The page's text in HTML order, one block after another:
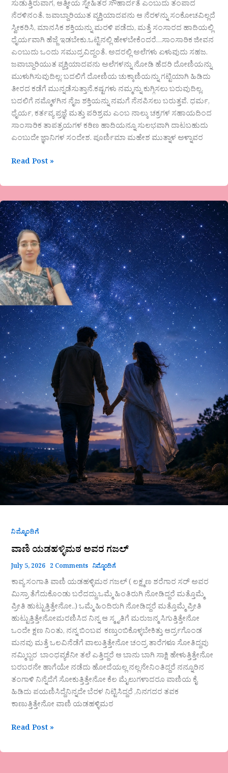
ಸುಡುತ್ತಿರುವಾಗ, ಆತ್ಮೀಯ ಸ್ನೇಹಿತರ ಸೌಹಾರ್ದತೆ ಎಂಬುದು ತಂಪಾದ
ನೆರಳಿನಂತೆ. ಜವಾಬ್ದಾರಿಯುತ ವ್ಯಕ್ತಿಯಾದವನು ಆ ನೆರಳನ್ನು ಸಂಕೋಚವಿಲ್ಲದೆ
ಸ್ವೀಕರಿಸಿ, ಮಾನಸಿಕ ಶಕ್ತಿಯನ್ನು ಮರಳಿ ಪಡೆದು, ಮತ್ತೆ ಸಂಸಾರದ ಹಾದಿಯಲ್ಲಿ
ಧೈರ್ಯವಾಗಿ ಹೆಜ್ಜೆ ಇಡಬೇಕು.ಒಟ್ಟಿನಲ್ಲಿ ಹೇಳಬೇಕೆಂದರೆ…ಸಾಂಸಾರಿಕ ಜೀವನ
ಎಂಬುದು ಒಂದು ಸಮುದ್ರವಿದ್ದಂತೆ. ಅದರಲ್ಲಿ ಅಲೆಗಳು ಏಳುವುದು ಸಹಜ.
ಜವಾಬ್ದಾರಿಯುತ ವ್ಯಕ್ತಿಯಾದವನು ಅಲೆಗಳನ್ನು ನೋಡಿ ಹೆದರಿ ದೋಣಿಯನ್ನು
ಮುಳುಗಿಸುವುದಿಲ್ಲ; ಬದಲಿಗೆ ದೋಣಿಯ ಚುಕ್ಕಾಣಿಯನ್ನು ಗಟ್ಟಿಯಾಗಿ ಹಿಡಿದು
ತೀರದ ಕಡೆಗೆ ಮುನ್ನಡೆಸುತ್ತಾನೆ.ಕಷ್ಟಗಳು ನಮ್ಮನ್ನು ಕುಗ್ಗಿಸಲು ಬರುವುದಿಲ್ಲ,
ಬದಲಿಗೆ ನಮ್ಮೊಳಗಿನ ನೈಜ ಶಕ್ತಿಯನ್ನು ನಮಗೆ ನೆನಪಿಸಲು ಬರುತ್ತವೆ. ಧರ್ಮ,
ಧೈರ್ಯ, ಕರ್ತವ್ಯ ಪ್ರಜ್ಞೆ ಮತ್ತು ಪರಿಶ್ರಮ ಎಂಬ ನಾಲ್ಕು ಚಕ್ರಗಳ ಸಹಾಯದಿಂದ
ಸಾಂಸಾರಿಕ ತಾಪತ್ರಯಗಳ ಕಠಿಣ ಹಾದಿಯನ್ನೂ ಸುಲಭವಾಗಿ ದಾಟಬಹುದು
ಎಂಬುದೇ ಜ್ಞಾನಿಗಳ ಸಂದೇಶ. ಪೂರ್ಣಿಮಾ ಮಹೇಶ ಮುತ್ನಾಳ ಅಳ್ನಾವರ
Read Post »
ನಿಮ್ಮೊಂದಿಗೆ
ವಾಣಿ ಯಡಹಳ್ಳಿಮಠ ಅವರ ಗಜಲ್
July 5, 2026 2 Comments ನಿಮ್ಮೊಂದಿಗೆ
ಕಾವ್ಯ ಸಂಗಾತಿ ವಾಣಿ ಯಡಹಳ್ಳಿಮಠ ಗಜಲ್ ( ಲಕ್ಷ್ಮಣ ಶರೆಗಾರ ಸರ್ ಅವರ
ಮಿಸ್ರಾ ತೆಗೆದುಕೊಂಡು ಬರೆದದ್ದು.ಒಮ್ಮೆ ಹಿಂತಿರುಗಿ ನೋಡಿದ್ದರೆ ಮತ್ತೊಮ್ಮೆ
ಪ್ರೀತಿ ಹುಟ್ಟುತ್ತಿತ್ತೇನೋ..) ಒಮ್ಮೆ ಹಿಂದಿರುಗಿ ನೋಡಿದ್ದರೆ ಮತ್ತೊಮ್ಮೆ ಪ್ರೀತಿ
ಹುಟ್ಟುತ್ತಿತ್ತೇನೋಮರಣಿಸಿದ ನಿನ್ನ ಆ ಸ್ಮೃತಿಗೆ ಮರುಜನ್ಮ ಸಿಗುತ್ತಿತ್ತೇನೋ
ಒಂದೇ ಕ್ಷಣ ನಿಂತು, ನನ್ನ ಬಿಂಬವ ಕಣ್ತುಂಬಿಕೊಳ್ಳಬೇಕಿತ್ತು ಆರ್ದ್ರಗೊಂಡ
ಮನವು ಮತ್ತೆ ಒಲವಿನೆಡೆಗೆ ವಾಲುತ್ತಿತ್ತೇನೋ ಚಂದ್ರ ತಾರೆಗಳೂ ಸೋತಿದ್ದವು
ನಮ್ಮಿಬ್ಬರ ಬಾಂಧವ್ಯಕೆನೀ ತಲೆ ಎತ್ತಿದ್ದರೆ ಆ ಬಾನು ಬಾಗಿ ಸಾಕ್ಷಿ ಹೇಳುತ್ತಿತ್ತೇನೋ
ಬರಬರನೇ ಹಾಗೆಯೇ ನಡೆದು ಹೋದೆಯಲ್ಲ ನಲ್ಲನೇನಿಂತಿದ್ದರೆ ನನ್ನೂರಿನ
ತಂಗಾಳಿ ನಿನ್ನೆದೆಗೆ ಸೋಕುತ್ತಿತ್ತೇನೋ ಕೆಲ ಮೈಲುಗಳಾದರೂ ವಾಣಿಯ ಕೈ
ಹಿಡಿದು ಪಯಣಿಸಿದ್ದೆನಿನ್ನದೇ ಬೆರಳ ನಿಟ್ಟಿಸಿದ್ದರೆ ,ನಿನಗದರ ತವಕ
ಕಾಣುತ್ತಿತ್ತೇನೋ ವಾಣಿ ಯಡಹಳ್ಳಿಮಠ
ವಾಣಿ
ಯಡಹಳ್ಳಿಮಠ
ಅವರ
ಗಜಲ್
Read Post »